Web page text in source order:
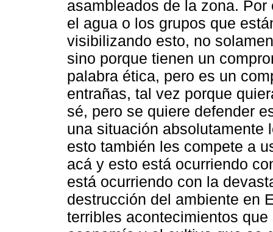
asambleados de la zona.
el agua o los grupos que
visibilizando esto, no
sino porque tienen un
palabra ética, pero es un
entrañas, tal vez porque
sé, pero se quiere defender
una situación absolutamente
esto también les compete a
acá y esto está ocurriendo
está ocurriendo con la
destrucción del ambiente en
terribles acontecimientos